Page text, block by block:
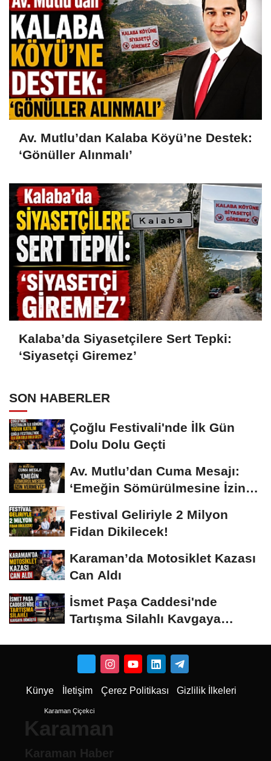
Av. Mutlu’dan Kalaba Köyü’ne Destek:
‘Gönüller Alınmalı’
Kalaba’da Siyasetçilere Sert Tepki:
‘Siyasetçi Giremez’
SON HABERLER
Çoğlu Festivali'nde İlk Gün
Dolu Dolu Geçti
Av. Mutlu’dan Cuma Mesajı:
‘Emeğin Sömürülmesine İzin
Festival Geliriyle 2 Milyon
Fidan Dikilecek!
Karaman’da Motosiklet Kazası
Can Aldı
İsmet Paşa Caddesi'nde
Tartışma Silahlı Kavgaya
Künye İletişim Çerez Politikası Gizlilik İlkeleri
Karaman Çiçekci
Karaman
Karaman Haber